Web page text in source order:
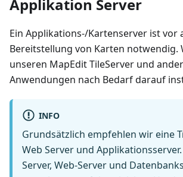
Applikation Server
Ein Applikations-/Kartenserver ist vor
Bereitstellung von Karten notwendig.
unseren MapEdit TileServer und
Anwendungen nach Bedarf darauf
INFO
Grundsätzlich empfehlen wir eine
Web Server und
Server, Web-Server und